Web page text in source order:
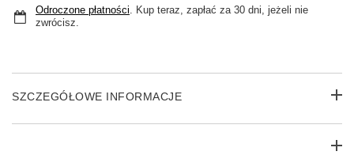
Odroczone płatności. Kup teraz, zapłać za 30 dni, jeżeli nie
zwrócisz.
SZCZEGÓŁOWE INFORMACJE